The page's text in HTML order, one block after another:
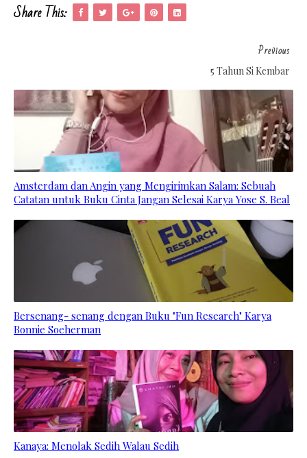
Share This:
Previous
5 Tahun Si Kembar
Amsterdam dan Angin yang Mengirimkan Salam: Sebuah
Catatan untuk Buku Cinta Jangan Selesai Karya Yose S. Beal
Bersenang- senang dengan Buku "Fun Research" Karya
Bonnie Soeherman
Kanaya: Menolak Sedih Walau Sedih